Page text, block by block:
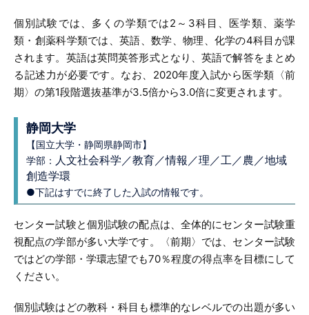
個別試験では、多くの学類では2～3科目、医学類、薬学
類・創薬科学類では、英語、数学、物理、化学の4科目が課
されます。英語は英問英答形式となり、英語で解答をまとめ
る記述力が必要です。なお、2020年度入試から医学類〈前
期〉の第1段階選抜基準が3.5倍から3.0倍に変更されます。
静岡大学
【国立大学・静岡県静岡市】
学部： 人文社会科学／教育／情報／理／工／農／地域
創造学環
●下記はすでに終了した入試の情報です。
センター試験と個別試験の配点は、全体的にセンター試験重
視配点の学部が多い大学です。〈前期〉では、センター試験
ではどの学部・学環志望でも70％程度の得点率を目標にして
ください。
個別試験はどの教科・科目も標準的なレベルでの出題が多い